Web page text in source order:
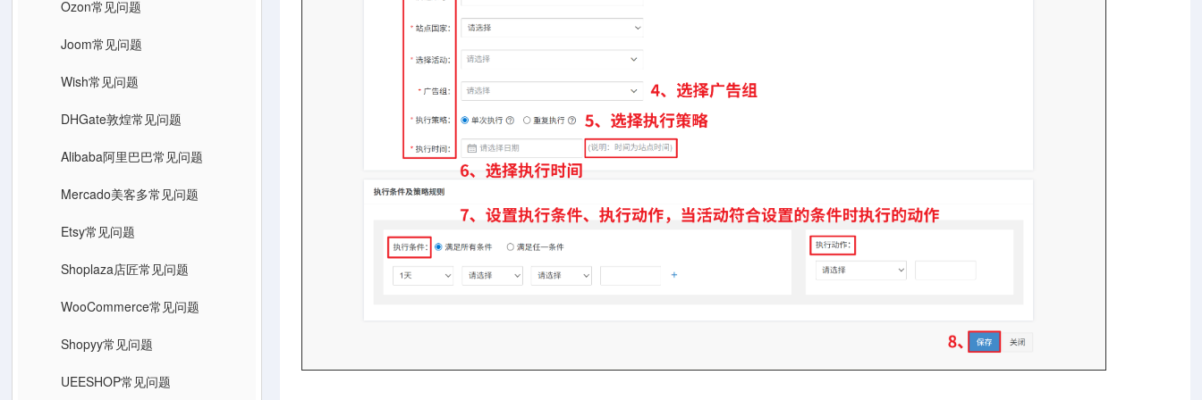
Ozon常见问题
Joom常见问题
Wish常见问题
DHGate敦煌常见问题
Alibaba阿里巴巴常见问题
Mercado美客多常见问题
Etsy常见问题
Shoplaza店匠常见问题
WooCommerce常见问题
Shopyy常见问题
UEESHOP常见问题